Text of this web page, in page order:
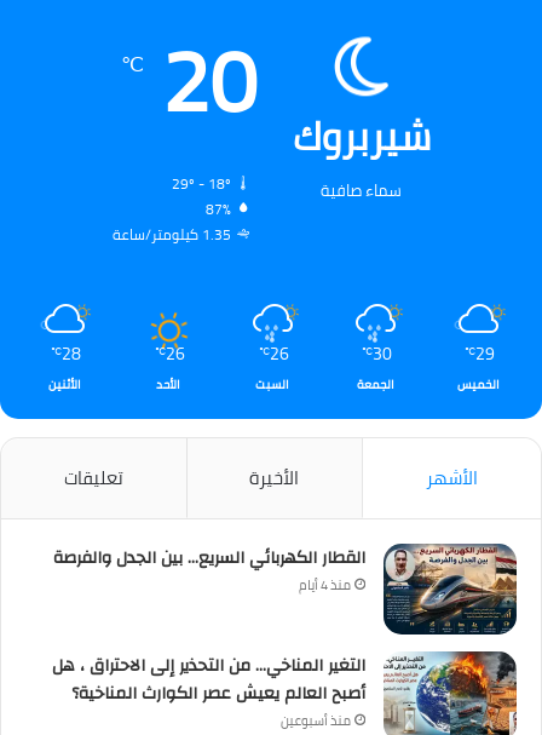
شيربروك
سماء صافية
20
℃
87%
1.35 كيلومتر/ساعة
29
℃
الخميس
30
℃
الجمعة
26
℃
السبت
26
℃
الأحد
28
℃
الأثنين
الأشهر الأخيرة تعليقات
القطار الكهربائي السريع… بين الجدل والفرصة
منذ 4 أيام
التغير المناخي… من التحذير إلى الاحتراق ، هل
أصبح العالم يعيش عصر الكوارث المناخية؟
منذ أسبوعين